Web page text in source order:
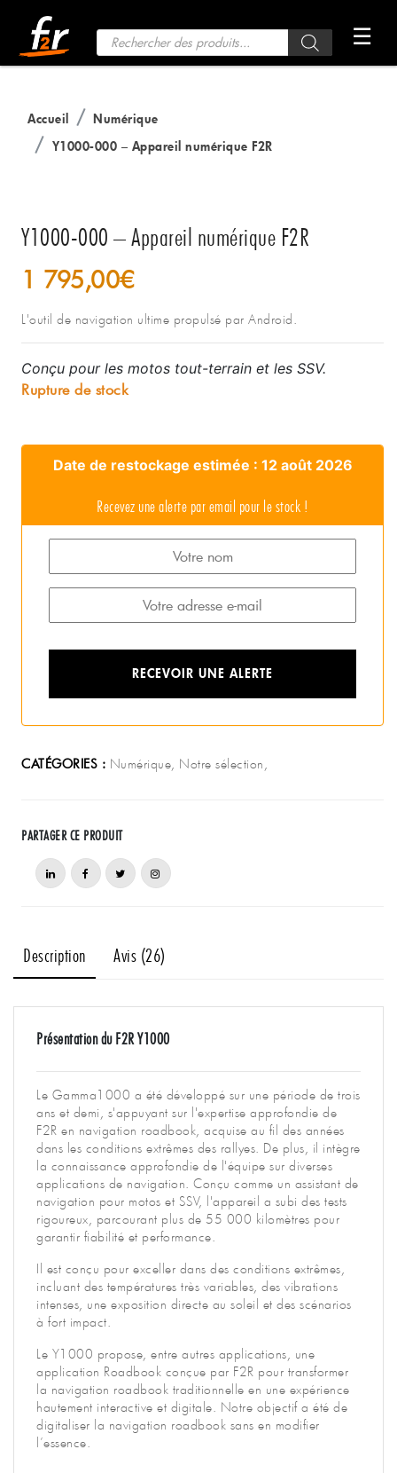
contenu
Recherche
de
produits
☰
Accueil
Numérique
Y1000-000 – Appareil numérique F2R
Y1000-000 – Appareil numérique F2R
1 795,00€
L'outil de navigation ultime propulsé par Android.
Conçu pour les motos tout-terrain et les SSV.
Rupture de stock
Date de restockage estimée : 12 août 2026
Recevez une alerte par email pour le stock !
CATÉGORIES : Numérique, Notre sélection,
PARTAGER CE PRODUIT
Description Avis (26)
Présentation du F2R Y1000
Le Gamma1000 a été développé sur une période de trois
ans et demi, s'appuyant sur l'expertise approfondie de
F2R en navigation roadbook, acquise au fil des années
dans les conditions extrêmes des rallyes. De plus, il intègre
la connaissance approfondie de l'équipe sur diverses
applications de navigation. Conçu comme un assistant de
navigation pour motos et SSV, l'appareil a subi des tests
rigoureux, parcourant plus de 55 000 kilomètres pour
garantir fiabilité et performance.
Il est conçu pour exceller dans des conditions extrêmes,
incluant des températures très variables, des vibrations
intenses, une exposition directe au soleil et des scénarios
à fort impact.
Le Y1000 propose, entre autres applications, une
application Roadbook conçue par F2R pour transformer
la navigation roadbook traditionnelle en une expérience
hautement interactive et digitale. Notre objectif a été de
digitaliser la navigation roadbook sans en modifier
l’essence.